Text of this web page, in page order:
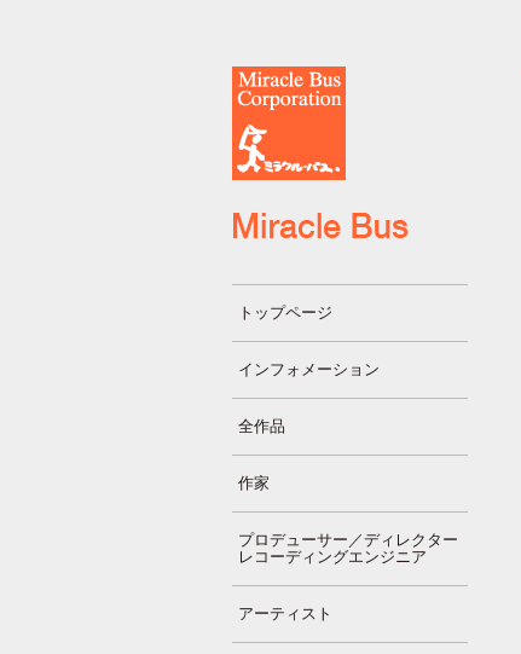
トップページ
インフォメーション
全作品
作家
プロデューサー／ディレクター
レコーディングエンジニア
アーティスト